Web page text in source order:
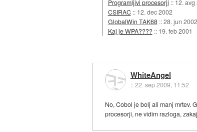
Programljivi procesorji :: 12. avg
CSIRAC :: 12. dec 2002
GlobalWin TAK68 ::28. jun 2002
Kaj je WPA???? :: 19. feb 2001
WhiteAngel
::22. sep 2009, 11:52
No, Cobol je bolj ali manj mrtev.
procesorji, ne vidim razloga,